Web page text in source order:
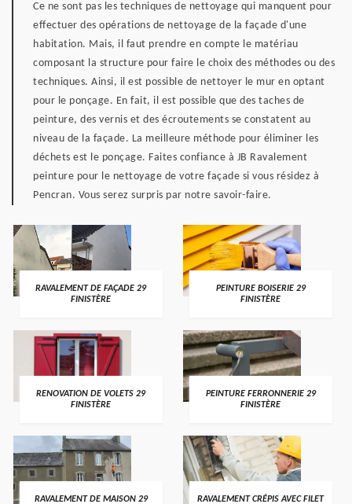
Ce ne sont pas les techniques de nettoyage qui manquent pour
effectuer des opérations de nettoyage de la façade d'une
habitation. Mais, il faut prendre en compte le matériau
composant la structure pour faire le choix des méthodes ou des
techniques. Ainsi, il est possible de nettoyer le mur en optant
pour le ponçage. En fait, il est possible que des taches de
peinture, des vernis et des écroutements se constatent au
niveau de la façade. La meilleure méthode pour éliminer les
déchets est le ponçage. Faites confiance à JB Ravalement
peinture pour le nettoyage de votre façade si vous résidez à
Pencran. Vous serez surpris par notre savoir-faire.
RAVALEMENT DE FAÇADE 29
FINISTÈRE
PEINTURE BOISERIE 29
FINISTÈRE
RENOVATION DE VOLETS 29
FINISTÈRE
PEINTURE FERRONNERIE 29
FINISTÈRE
RAVALEMENT DE MAISON 29
RAVALEMENT CRÉPIS AVEC FILET